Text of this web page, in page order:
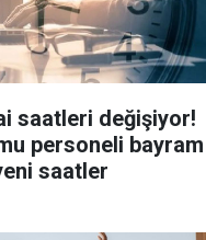
saatleri değişiyor!
personeli bayram
saatler